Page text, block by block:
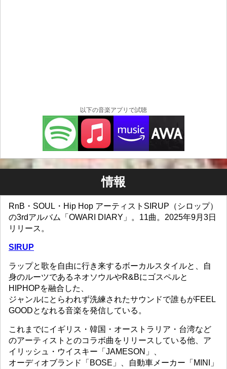
以下の音楽アプリで試聴
情報
RnB・SOUL・Hip Hop アーティストSIRUP（シロップ）
の3rdアルバム「OWARI DIARY」。11曲。2025年9月3日
リリース。
SIRUP
ラップと歌を自由に行き来するボーカルスタイルと、自
身のルーツであるネオソウルやR&Bにゴスペルと
HIPHOPを融合した、
ジャンルにとらわれず洗練されたサウンドで誰もがFEEL
GOODとなれる音楽を発信している。
これまでにイギリス・韓国・オーストラリア・台湾など
のアーティストとのコラボ曲をリリースしている他、ア
イリッシュ・ウイスキー「JAMESON」、
オーディオブランド「BOSE」、自動車メーカー「MINI」